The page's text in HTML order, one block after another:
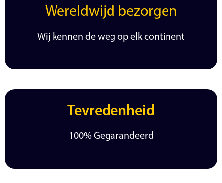
Wereldwijd bezorgen
Wij kennen de weg op elk continent
Tevredenheid
100% Gegarandeerd